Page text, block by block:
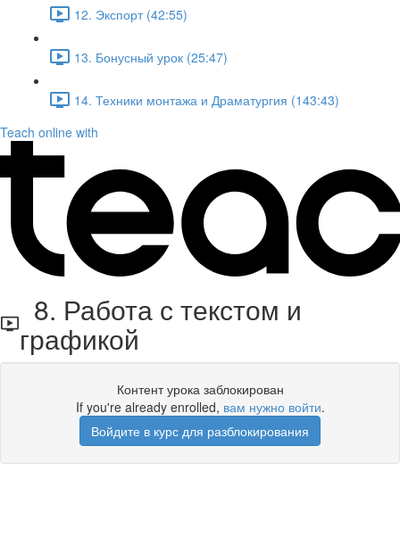
12. Экспорт (42:55)
13. Бонусный урок (25:47)
14. Техники монтажа и Драматургия (143:43)
Teach online with
8. Работа с текстом и
графикой
Контент урока заблокирован
If you're already enrolled, вам нужно войти.
Войдите в курс для разблокирования